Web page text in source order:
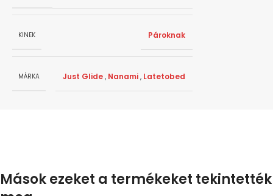
KINEK Pároknak
MÁRKA Just Glide, Nanami, Latetobed
Mások ezeket a termékeket tekintették